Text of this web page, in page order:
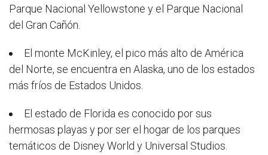
Parque Nacional Yellowstone y el Parque Nacional
del Gran Cañón.
El monte McKinley, el pico más alto de América
del Norte, se encuentra en Alaska, uno de los estados
más fríos de Estados Unidos.
El estado de Florida es conocido por sus
hermosas playas y por ser el hogar de los parques
temáticos de Disney World y Universal Studios.